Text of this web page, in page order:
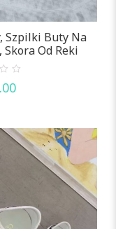
Szpilki Buty Na
Od Reki